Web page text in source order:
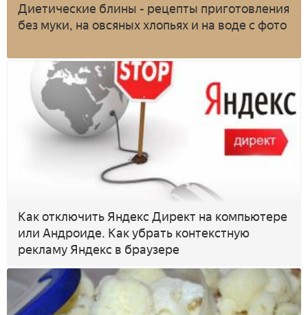
Диетические блины - рецепты приготовления
без муки, на овсяных хлопьях и на воде с фото
Как отключить Яндекс Директ на компьютере
или Андроиде. Как убрать контекстную
рекламу Яндекс в браузере